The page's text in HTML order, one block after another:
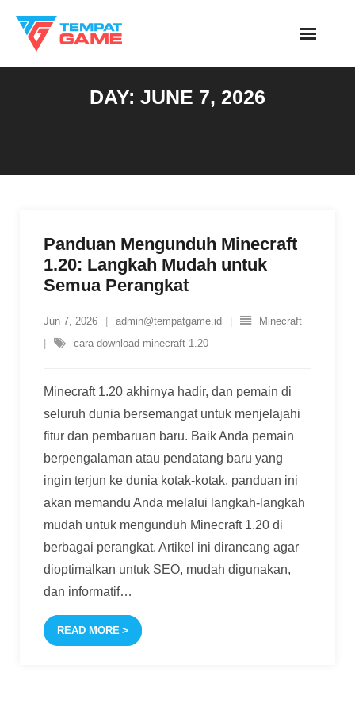
content
DAY: JUNE 7, 2026
Panduan Mengunduh Minecraft
1.20: Langkah Mudah untuk
Semua Perangkat
Jun 7, 2026 admin@tempatgame.id
Minecraft
cara download minecraft 1.20
Minecraft 1.20 akhirnya hadir, dan pemain di
seluruh dunia bersemangat untuk menjelajahi
fitur dan pembaruan baru. Baik Anda pemain
berpengalaman atau pendatang baru yang
ingin terjun ke dunia kotak-kotak, panduan ini
akan memandu Anda melalui langkah-langkah
mudah untuk mengunduh Minecraft 1.20 di
berbagai perangkat. Artikel ini dirancang agar
dioptimalkan untuk SEO, mudah digunakan,
dan informatif…
READ MORE